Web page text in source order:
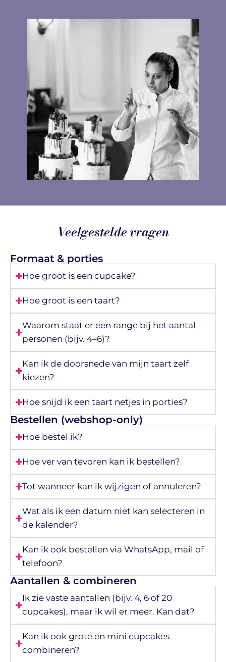
Veelgestelde vragen
Formaat & porties
Hoe groot is een cupcake?
Hoe groot is een taart?
Waarom staat er een range bij het aantal
personen (bijv. 4–6)?
Kan ik de doorsnede van mijn taart zelf
kiezen?
Hoe snijd ik een taart netjes in porties?
Bestellen (webshop-only)
Hoe bestel ik?
Hoe ver van tevoren kan ik bestellen?
Tot wanneer kan ik wijzigen of annuleren?
Wat als ik een datum niet kan selecteren in
de kalender?
Kan ik ook bestellen via WhatsApp, mail of
telefoon?
Aantallen & combineren
Ik zie vaste aantallen (bijv. 4, 6 of 20
cupcakes), maar ik wil er meer. Kan dat?
Kan ik ook grote en mini cupcakes
combineren?